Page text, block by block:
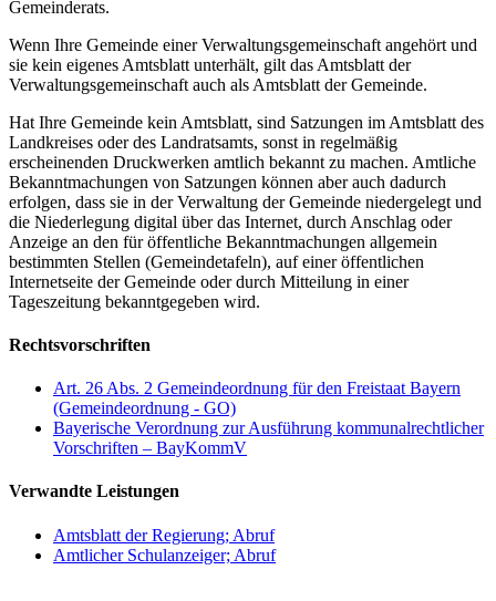
Gemeinderats.
Wenn Ihre Gemeinde einer Verwaltungsgemeinschaft angehört und
sie kein eigenes Amtsblatt unterhält, gilt das Amtsblatt der
Verwaltungsgemeinschaft auch als Amtsblatt der Gemeinde.
Hat Ihre Gemeinde kein Amtsblatt, sind Satzungen im Amtsblatt des
Landkreises oder des Landratsamts, sonst in regelmäßig
erscheinenden Druckwerken amtlich bekannt zu machen. Amtliche
Bekanntmachungen von Satzungen können aber auch dadurch
erfolgen, dass sie in der Verwaltung der Gemeinde niedergelegt und
die Niederlegung digital über das Internet, durch Anschlag oder
Anzeige an den für öffentliche Bekanntmachungen allgemein
bestimmten Stellen (Gemeindetafeln), auf einer öffentlichen
Internetseite der Gemeinde oder durch Mitteilung in einer
Tageszeitung bekanntgegeben wird.
Rechtsvorschriften
Art. 26 Abs. 2 Gemeindeordnung für den Freistaat Bayern
(Gemeindeordnung - GO)
Bayerische Verordnung zur Ausführung kommunalrechtlicher
Vorschriften – BayKommV
Verwandte Leistungen
Amtsblatt der Regierung; Abruf
Amtlicher Schulanzeiger; Abruf